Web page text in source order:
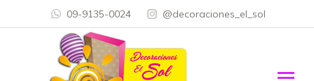
09-9135-0024 @decoraciones_el_sol